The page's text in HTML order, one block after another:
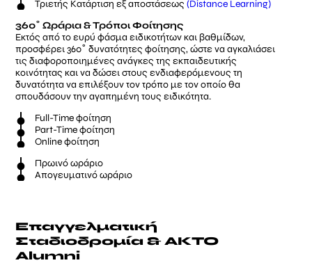
Τριετής Κατάρτιση εξ αποστάσεως (Distance Learning)
360˚ Ωράρια & Τρόποι Φοίτησης
Εκτός από το ευρύ φάσμα ειδικοτήτων και βαθμίδων,
προσφέρει 360˚ δυνατότητες φοίτησης, ώστε να αγκαλιάσει
τις διαφοροποιημένες ανάγκες της εκπαιδευτικής
κοινότητας και να δώσει στους ενδιαφερόμενους τη
δυνατότητα να επιλέξουν τον τρόπο με τον οποίο θα
σπουδάσουν την αγαπημένη τους ειδικότητα.
Full-Time φοίτηση
Part-Time φοίτηση
Online φοίτηση
Πρωινό ωράριο
Απογευματινό ωράριο
Επαγγελματική
Σταδιοδρομία & AKTO
Alumni